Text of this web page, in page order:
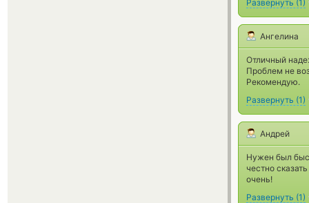
Развернуть (1)
Ангелина
Отличный
Проблем не
Рекомендую.
Развернуть (1)
Андрей
Нужен был
честно
очень!
Развернуть (1)